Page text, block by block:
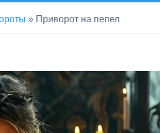
» Приворот на пепел